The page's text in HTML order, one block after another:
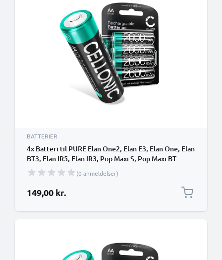
BATTERIER
4x Batteri til PURE Elan One2, Elan E3, Elan One, Elan
BT3, Elan IR5, Elan IR3, Pop Maxi S, Pop Maxi BT
NiMH 1.2V (2600mAh, 1.2V) fra CELLONIC
(0 anmeldelser)
149,00 kr.